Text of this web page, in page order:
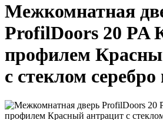
Межкомнатная
ProfilDoors 20 PA
профилем
с стеклом